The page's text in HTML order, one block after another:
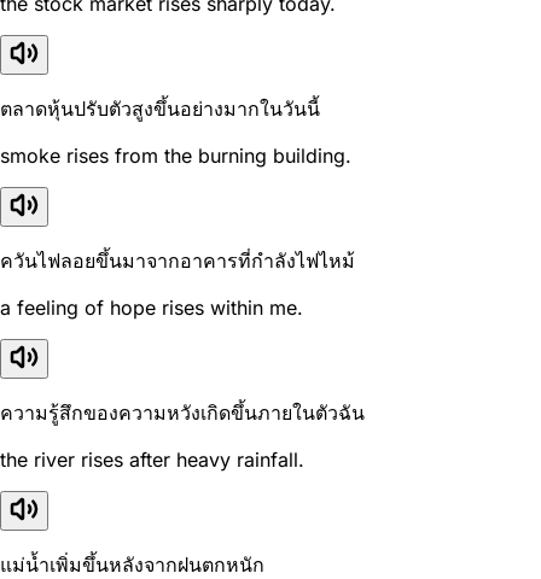
ตลาดหุ้นปรับตัวสูงขึ้นอย่างมากในวันนี้
smoke rises from the burning building.
ควันไฟลอยขึ้นมาจากอาคารที่กำลังไฟไหม้
a feeling of hope rises within me.
ความรู้สึกของความหวังเกิดขึ้นภายในตัวฉัน
the river rises after heavy rainfall.
แม่น้ำเพิ่มขึ้นหลังจากฝนตกหนัก